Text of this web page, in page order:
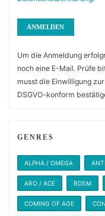
Um die Anmeldung
noch eine E-Mail. Prüfe
musst die Einwilligung
DSGVO-konform
GENRES
ALPHA / OMEGA
ARO / ACE BDSM
COMING OF AGE